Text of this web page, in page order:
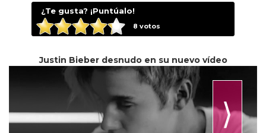
¿Te gusta? ¡Puntúalo!
8 votos
Justin Bieber desnudo en su nuevo vídeo
⟩